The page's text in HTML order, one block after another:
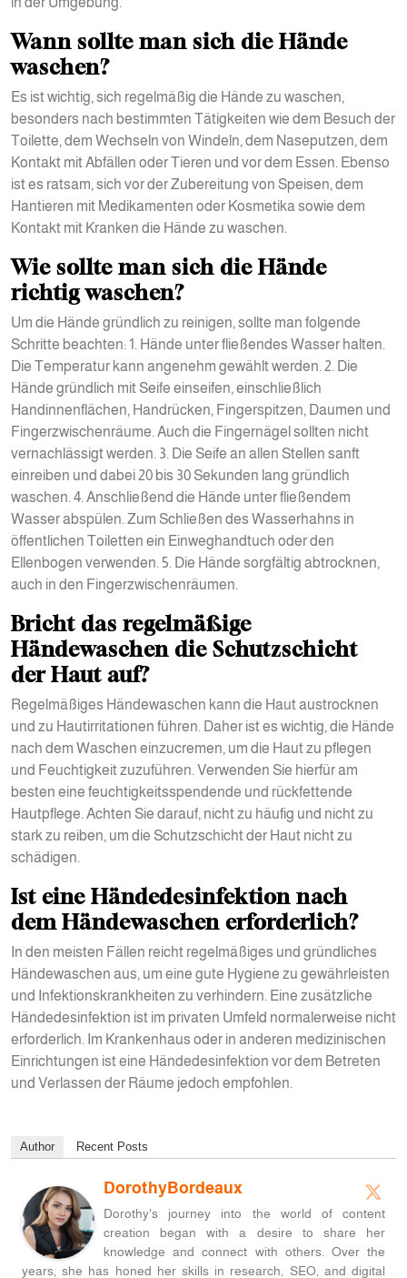
Wann sollte man sich die Hände
waschen?
Es ist wichtig, sich regelmäßig die Hände zu waschen,
besonders nach bestimmten Tätigkeiten wie dem Besuch der
Toilette, dem Wechseln von Windeln, dem Naseputzen, dem
Kontakt mit Abfällen oder Tieren und vor dem Essen. Ebenso
ist es ratsam, sich vor der Zubereitung von Speisen, dem
Hantieren mit Medikamenten oder Kosmetika sowie dem
Kontakt mit Kranken die Hände zu waschen.
Wie sollte man sich die Hände
richtig waschen?
Um die Hände gründlich zu reinigen, sollte man folgende
Schritte beachten: 1. Hände unter fließendes Wasser halten.
Die Temperatur kann angenehm gewählt werden. 2. Die
Hände gründlich mit Seife einseifen, einschließlich
Handinnenflächen, Handrücken, Fingerspitzen, Daumen und
Fingerzwischenräume. Auch die Fingernägel sollten nicht
vernachlässigt werden. 3. Die Seife an allen Stellen sanft
einreiben und dabei 20 bis 30 Sekunden lang gründlich
waschen. 4. Anschließend die Hände unter fließendem
Wasser abspülen. Zum Schließen des Wasserhahns in
öffentlichen Toiletten ein Einweghandtuch oder den
Ellenbogen verwenden. 5. Die Hände sorgfältig abtrocknen,
auch in den Fingerzwischenräumen.
Bricht das regelmäßige
Händewaschen die Schutzschicht
der Haut auf?
Regelmäßiges Händewaschen kann die Haut austrocknen
und zu Hautirritationen führen. Daher ist es wichtig, die Hände
nach dem Waschen einzucremen, um die Haut zu pflegen
und Feuchtigkeit zuzuführen. Verwenden Sie hierfür am
besten eine feuchtigkeitsspendende und rückfettende
Hautpflege. Achten Sie darauf, nicht zu häufig und nicht zu
stark zu reiben, um die Schutzschicht der Haut nicht zu
schädigen.
Ist eine Händedesinfektion nach
dem Händewaschen erforderlich?
In den meisten Fällen reicht regelmäßiges und gründliches
Händewaschen aus, um eine gute Hygiene zu gewährleisten
und Infektionskrankheiten zu verhindern. Eine zusätzliche
Händedesinfektion ist im privaten Umfeld normalerweise nicht
erforderlich. Im Krankenhaus oder in anderen medizinischen
Einrichtungen ist eine Händedesinfektion vor dem Betreten
und Verlassen der Räume jedoch empfohlen.
Author Recent Posts
DorothyBordeaux
Dorothy's journey into the world of content
creation began with a desire to share her
knowledge and connect with others. Over the
years, she has honed her skills in research, SEO, and digital